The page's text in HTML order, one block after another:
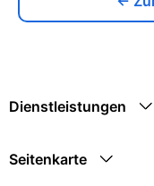
Dienstleistungen
Seitenkarte